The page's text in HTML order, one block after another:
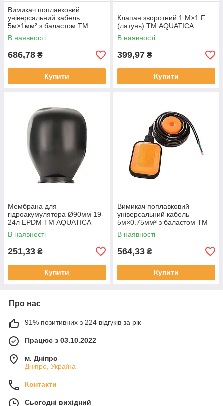
Вимикач поплавковий
універсальний кабель
5м×1мм² з баластом ТМ
AQUATICA
В наявності
686,78 ₴
Купити
Клапан зворотний 1 M×1 F
(латунь) ТМ AQUATICA
В наявності
399,97 ₴
Купити
Мембрана для
гідроакумулятора Ø90мм 19-
24л EPDM ТМ AQUATICA
В наявності
251,33 ₴
Купити
Вимикач поплавковий
універсальний кабель
5м×0.75мм² з баластом ТМ
WETRON
В наявності
564,33 ₴
Купити
Про нас
91% позитивних з 224 відгуків за рік
Працює з 03.10.2022
м. Дніпро
Дніпро, Україна
Контакти
Сьогодні вихідний